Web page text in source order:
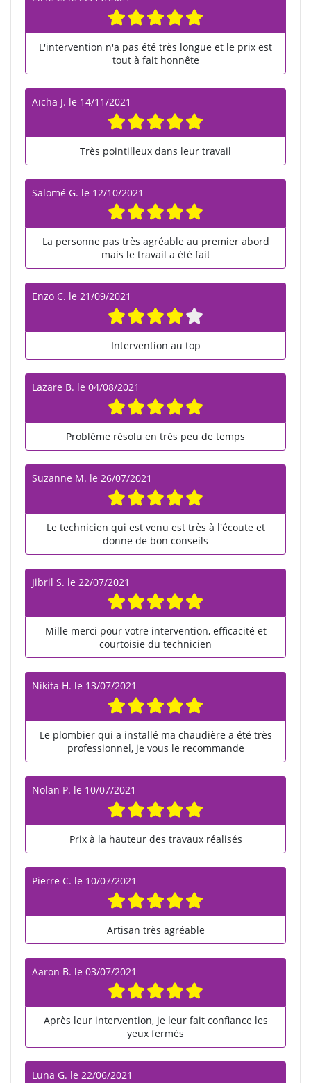
L'intervention n'a pas été très longue et le prix est
tout à fait honnête
Aïcha J. le 14/11/2021
Très pointilleux dans leur travail
Salomé G. le 12/10/2021
La personne pas très agréable au premier abord
mais le travail a été fait
Enzo C. le 21/09/2021
Intervention au top
Lazare B. le 04/08/2021
Problème résolu en très peu de temps
Suzanne M. le 26/07/2021
Le technicien qui est venu est très à l'écoute et
donne de bon conseils
Jibril S. le 22/07/2021
Mille merci pour votre intervention, efficacité et
courtoisie du technicien
Nikita H. le 13/07/2021
Le plombier qui a installé ma chaudière a été très
professionnel, je vous le recommande
Nolan P. le 10/07/2021
Prix à la hauteur des travaux réalisés
Pierre C. le 10/07/2021
Artisan très agréable
Aaron B. le 03/07/2021
Après leur intervention, je leur fait confiance les
yeux fermés
Luna G. le 22/06/2021